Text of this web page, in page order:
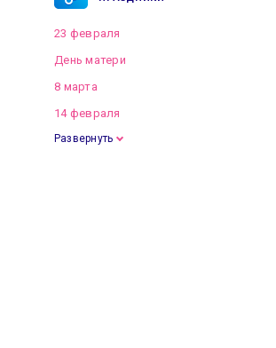
23 февраля
День матери
8 марта
14 февраля
Развернуть